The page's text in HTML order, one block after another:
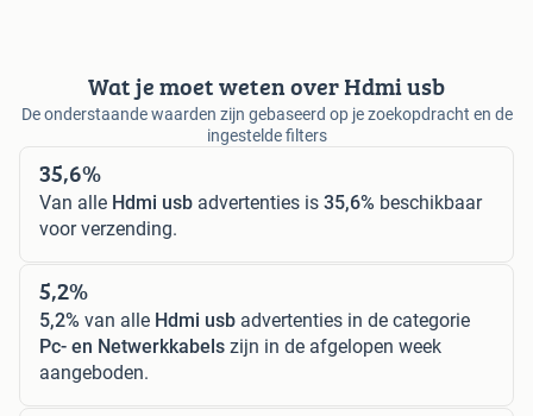
Wat je moet weten over Hdmi usb
De onderstaande waarden zijn gebaseerd op je zoekopdracht en de
ingestelde filters
35,6%
Van alle Hdmi usb advertenties is 35,6% beschikbaar
voor verzending.
5,2%
5,2% van alle Hdmi usb advertenties in de categorie
Pc- en Netwerkkabels zijn in de afgelopen week
aangeboden.